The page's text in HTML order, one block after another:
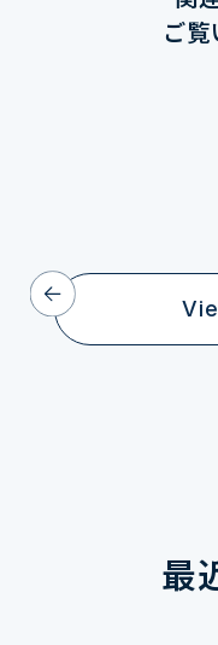
ご覧
最